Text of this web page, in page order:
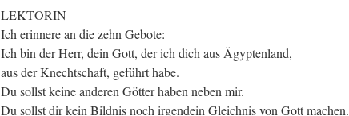
LEKTORIN
Ich erinnere an die zehn Gebote:
Ich bin der Herr, dein Gott, der ich dich aus Ägyptenland,
aus der Knechtschaft, geführt habe.
Du sollst keine anderen Götter haben neben mir.
Du sollst dir kein Bildnis noch irgendein Gleichnis von Gott machen.